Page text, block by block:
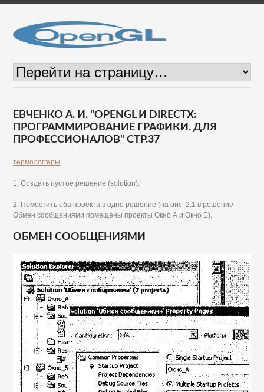
ЕВЧЕНКО А. И. "OPENGL И DIRECTX:
ПРОГРАММИРОВАНИЕ ГРАФИКИ. ДЛЯ
ПРОФЕССИОНАЛОВ" СТР.37
термологгеры.
1. Создать пустое решение (solution).
2. Поместить оба проекта в одно решение (на рис. 2.1 в решение
Обмен сообщениями помещены проекты Окно А и Окно Б).
ОБМЕН СООБЩЕНИЯМИ